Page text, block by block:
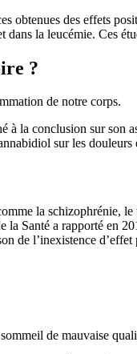
obtenues des effets
la leucémie. Ces
?
de notre corps.
la conclusion sur
sur les
la
Santé a rapporté en
l’inexistence d’effet
de mauvaise